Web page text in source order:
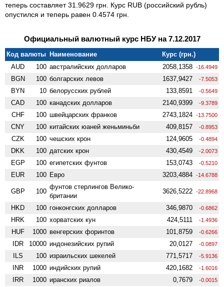
теперь составляет 31.9629 грн. Курс RUB (российский рубль)
опустился и теперь равен 0.4574 грн.
Официальный валютный курс НБУ на 7.12.2017
Код валюты Наименование
Курс (грн.)
AUD
100 австралийских долларов 2058,1358 -16.4949
BGN 100 болгарских левов 1637,9427 -7.5053
BYN 10 белорусских рублей 133,8591 -0.5649
CAD 100 канадских долларов 2140,9399 -9.3789
CHF 100 швейцарских франков 2743,1824 -13.7500
CNY 100 китайских юаней женьминьби 409,8157 -0.8953
CZK 100 чешских крон 124,9605 -0.4894
DKK 100 датских крон 430,4549 -2.0073
EGP 100 египетских фунтов 153,0743 -0.5210
EUR 100 Евро 3203,4884 -14.6788
GBP 100
фунтов стерлингов Велико­
британии
3626,5222 -22.8968
HKD 100 гонконгских долларов 346,9870 -0.6862
HRK 100 хорватских кун 424,5111 -1.4936
HUF 1000 венгерских форинтов 101,8759 -0.6266
IDR 10000 индонезийских рупий 20,0127 -0.0897
ILS 100 израильских шекелей 771,5717 -5.9136
INR 1000 индийских рупий 420,1682 -1.6016
IRR 1000 иранских риалов 0,7679 -0.0015